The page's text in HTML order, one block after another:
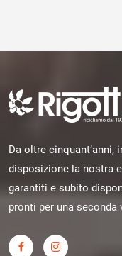
Da oltre
disposizione la nostra
garantiti e subito
pronti per una seconda